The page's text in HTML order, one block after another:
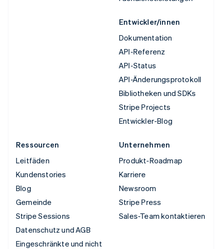
Entwickler/innen
Dokumentation
API-Referenz
API-Status
API-Änderungsprotokoll
Bibliotheken und SDKs
Stripe Projects
Entwickler-Blog
Ressourcen
Leitfäden
Kundenstories
Blog
Gemeinde
Stripe Sessions
Datenschutz und AGB
Eingeschränkte und nicht
Unternehmen
Produkt-Roadmap
Karriere
Newsroom
Stripe Press
Sales-Team kontaktieren